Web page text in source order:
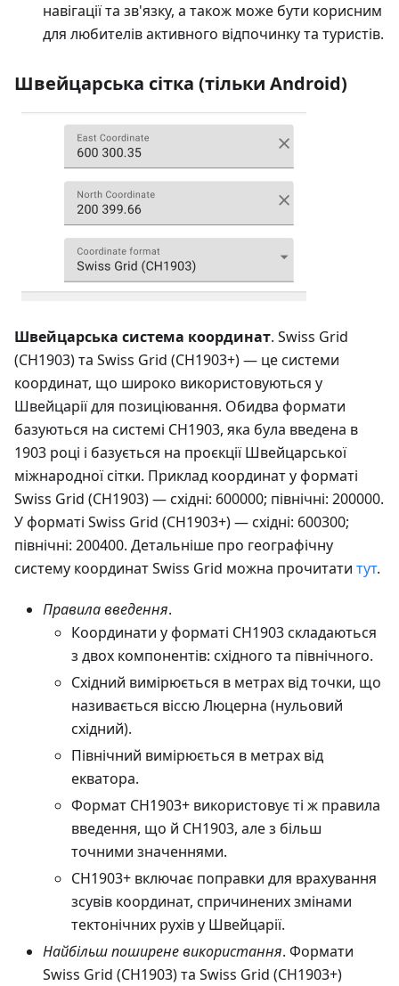
навігації та зв'язку, а також може бути корисним
для любителів активного відпочинку та туристів.
Швейцарська сітка (тільки Android)
Швейцарська система координат. Swiss Grid
(CH1903) та Swiss Grid (CH1903+) — це системи
координат, що широко використовуються у
Швейцарії для позиціювання. Обидва формати
базуються на системі CH1903, яка була введена в
1903 році і базується на проєкції Швейцарської
міжнародної сітки. Приклад координат у форматі
Swiss Grid (CH1903) — східні: 600000; північні: 200000.
У форматі Swiss Grid (CH1903+) — східні: 600300;
північні: 200400. Детальніше про географічну
систему координат Swiss Grid можна прочитати тут.
Правила введення.
Координати у форматі CH1903 складаються
з двох компонентів: східного та північного.
Східний вимірюється в метрах від точки, що
називається віссю Люцерна (нульовий
східний).
Північний вимірюється в метрах від
екватора.
Формат CH1903+ використовує ті ж правила
введення, що й CH1903, але з більш
точними значеннями.
CH1903+ включає поправки для врахування
зсувів координат, спричинених змінами
тектонічних рухів у Швейцарії.
Найбільш поширене використання. Формати
Swiss Grid (CH1903) та Swiss Grid (CH1903+)